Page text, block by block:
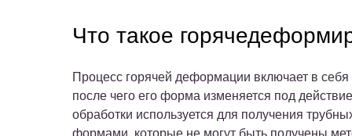
Что такое
Процесс горячей деформации включает в
после чего его форма изменяется под
обработки используется для получения